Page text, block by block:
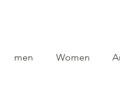
men Women